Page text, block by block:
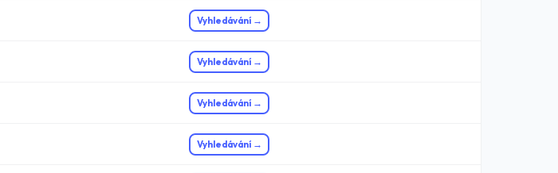
Vyhledávání →
Vyhledávání →
Vyhledávání →
Vyhledávání →